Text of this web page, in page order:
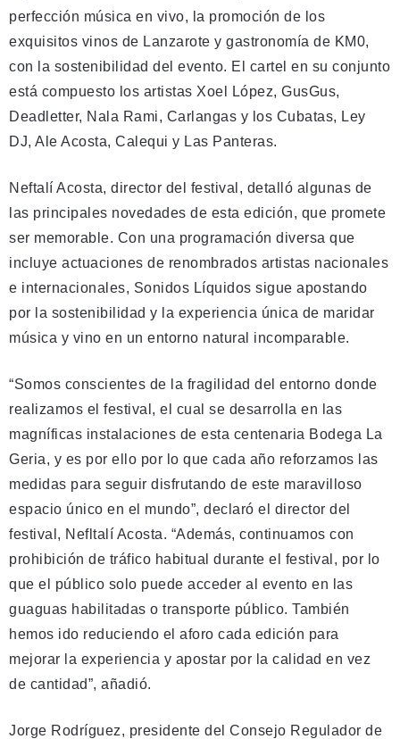
perfección música en vivo, la promoción de los
exquisitos vinos de Lanzarote y gastronomía de KM0,
con la sostenibilidad del evento. El cartel en su conjunto
está compuesto los artistas Xoel López, GusGus,
Deadletter, Nala Rami, Carlangas y los Cubatas, Ley
DJ, Ale Acosta, Calequi y Las Panteras.
Neftalí Acosta, director del festival, detalló algunas de
las principales novedades de esta edición, que promete
ser memorable. Con una programación diversa que
incluye actuaciones de renombrados artistas nacionales
e internacionales, Sonidos Líquidos sigue apostando
por la sostenibilidad y la experiencia única de maridar
música y vino en un entorno natural incomparable.
“Somos conscientes de la fragilidad del entorno donde
realizamos el festival, el cual se desarrolla en las
magníficas instalaciones de esta centenaria Bodega La
Geria, y es por ello por lo que cada año reforzamos las
medidas para seguir disfrutando de este maravilloso
espacio único en el mundo”, declaró el director del
festival, Nefltalí Acosta. “Además, continuamos con
prohibición de tráfico habitual durante el festival, por lo
que el público solo puede acceder al evento en las
guaguas habilitadas o transporte público. También
hemos ido reduciendo el aforo cada edición para
mejorar la experiencia y apostar por la calidad en vez
de cantidad”, añadió.
Jorge Rodríguez, presidente del Consejo Regulador de